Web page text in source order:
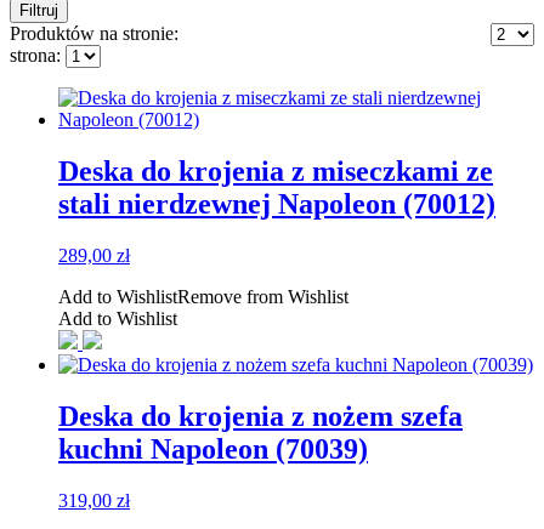
Filtruj
Produktów na stronie:
strona:
Deska do krojenia z miseczkami ze
stali nierdzewnej Napoleon (70012)
289,00 zł
Add to WishlistRemove from Wishlist
Add to Wishlist
Deska do krojenia z nożem szefa
kuchni Napoleon (70039)
319,00 zł